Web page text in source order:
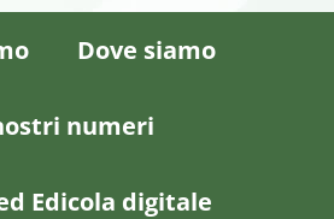
Dove siamo
numeri
Edicola digitale